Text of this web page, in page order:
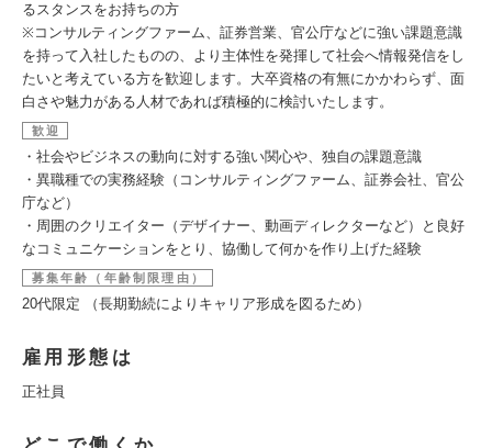
るスタンスをお持ちの方
※コンサルティングファーム、証券営業、官公庁などに強い課題意識
を持って入社したものの、より主体性を発揮して社会へ情報発信をし
たいと考えている方を歓迎します。大卒資格の有無にかかわらず、面
白さや魅力がある人材であれば積極的に検討いたします。
歓迎
・社会やビジネスの動向に対する強い関心や、独自の課題意識
・異職種での実務経験（コンサルティングファーム、証券会社、官公
庁など）
・周囲のクリエイター（デザイナー、動画ディレクターなど）と良好
なコミュニケーションをとり、協働して何かを作り上げた経験
募集年齢（年齢制限理由）
20代限定 （長期勤続によりキャリア形成を図るため）
雇用形態は
正社員